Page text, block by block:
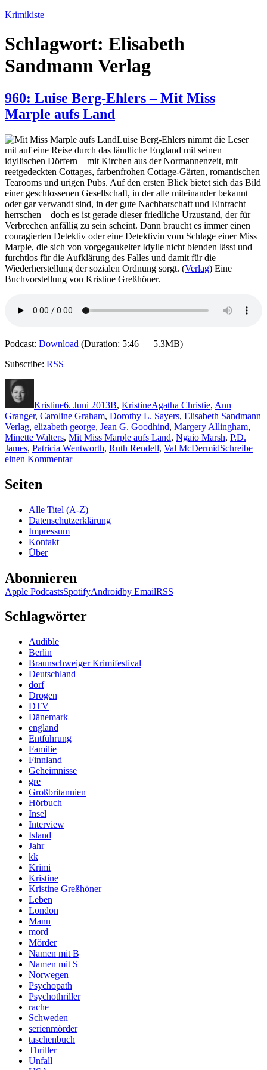
Zum
springen
Krimikiste
Schlagwort: Elisabeth
Sandmann Verlag
960: Luise Berg-Ehlers – Mit Miss
Marple aufs Land
Luise Berg-Ehlers nimmt die Leser
mit auf eine Reise durch das ländliche England mit seinen
idyllischen Dörfern – mit Kirchen aus der Normannenzeit, mit
reetgedeckten Cottages, farbenfrohen Cottage-Gärten, romantischen
Tearooms und urigen Pubs. Auf den ersten Blick bietet sich das Bild
einer geschlossenen Gesellschaft, in der alle miteinander bekannt
oder gar verwandt sind, in der gute Nachbarschaft und Eintracht
herrschen – doch es ist gerade dieser friedliche Urzustand, der für
Verbrechen anfällig zu sein scheint. Dann braucht es immer einen
couragierten Detektiv oder eine Detektivin vom Schlage einer Miss
Marple, die sich von vorgegaukelter Idylle nicht blenden lässt und
furchtlos für die Aufklärung des Falles und damit für die
Wiederherstellung der sozialen Ordnung sorgt. (Verlag) Eine
Buchvorstellung von Kristine Greßhöner.
Podcast: Download (Duration: 5:46 — 5.3MB)
Subscribe: RSS
Kristine6. Juni 2013B, KristineAgatha Christie, Ann
Granger, Caroline Graham, Dorothy L. Sayers, Elisabeth Sandmann
Verlag, elizabeth george, Jean G. Goodhind, Margery Allingham,
Minette Walters, Mit Miss Marple aufs Land, Ngaio Marsh, P.D.
James, Patricia Wentworth, Ruth Rendell, Val McDermidSchreibe
einen Kommentarzu
–
Mit
Seiten
Alle Titel (A-Z)
Datenschutzerklärung
Impressum
Kontakt
Über
Abonnieren
Apple PodcastsSpotifyAndroidby EmailRSS
Schlagwörter
Audible
Berlin
Braunschweiger Krimifestival
Deutschland
dorf
Drogen
DTV
Dänemark
england
Entführung
Familie
Finnland
Geheimnisse
gre
Großbritannien
Hörbuch
Insel
Interview
Island
Jahr
kk
Krimi
Kristine
Kristine Greßhöner
Leben
London
Mann
mord
Mörder
Namen mit B
Namen mit S
Norwegen
Psychopath
Psychothriller
rache
Schweden
serienmörder
taschenbuch
Thriller
Unfall